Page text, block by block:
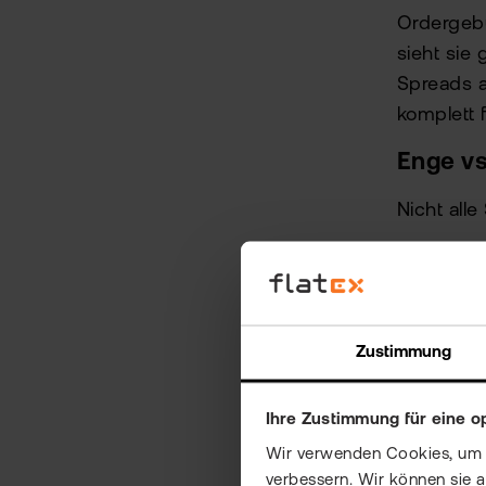
Zustimmung
Ihre Zustimmung für eine
Wir verwenden Cookies,
verbessern. Wir können sie
sieht sie
Spreads
komplett
Enge
Nicht
ETFs)